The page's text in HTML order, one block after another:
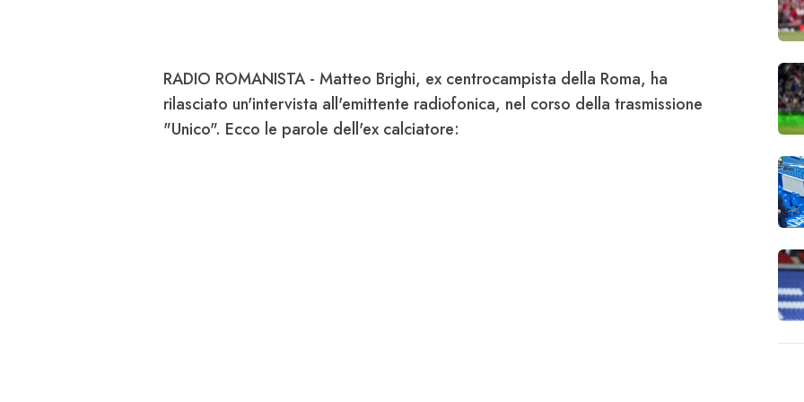
RADIO ROMANISTA - Matteo Brighi, ex centrocampista della Roma, ha
rilasciato un'intervista all'emittente radiofonica, nel corso della trasmissione
"Unico". Ecco le parole dell'ex calciatore: